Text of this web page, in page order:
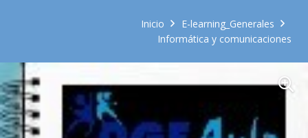
Inicio
E-learning_Generales
Informática y comunicaciones